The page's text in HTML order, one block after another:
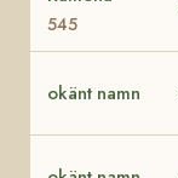
545
okänt namn